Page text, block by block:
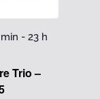
Trio –
-23 h